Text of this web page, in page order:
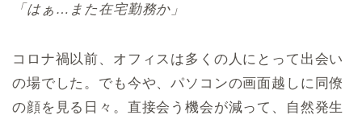
「はぁ…また在宅勤務か」
コロナ禍以前、オフィスは多くの人にとって出会い
の場でした。でも今や、パソコンの画面越しに同僚
の顔を見る日々。直接会う機会が減って、自然発生